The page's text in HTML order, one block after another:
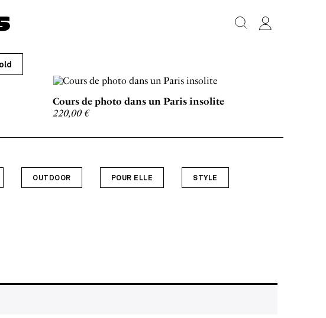
old
Cours de photo dans un Paris insolite
220,00€
OUTDOOR POUR ELLE STYLE